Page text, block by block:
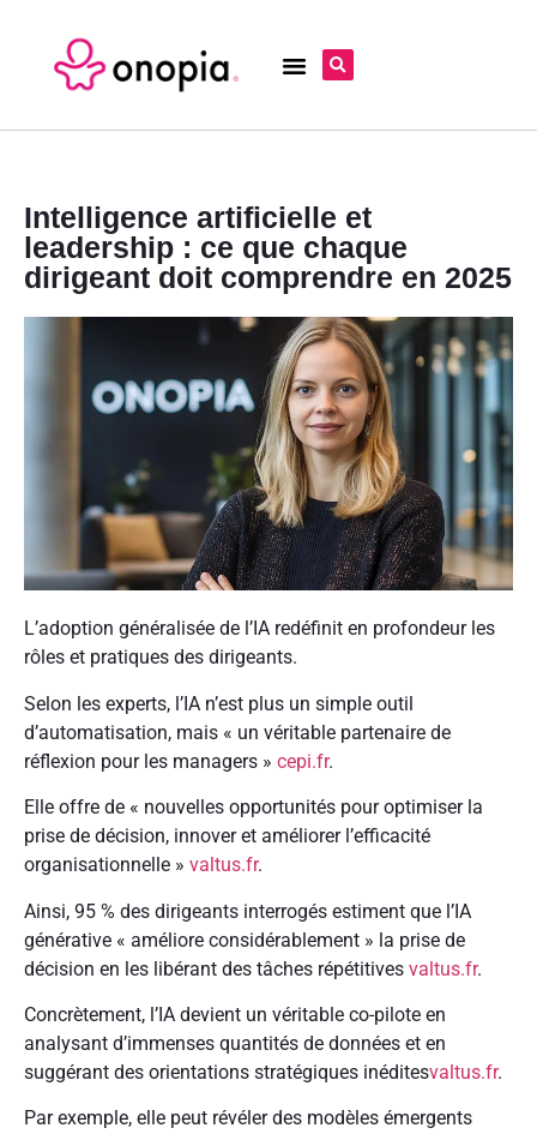
Intelligence artificielle et
leadership : ce que chaque
dirigeant doit comprendre en 2025
L’adoption généralisée de l’IA redéfinit en profondeur les
rôles et pratiques des dirigeants.
Selon les experts, l’IA n’est plus un simple outil
d’automatisation, mais « un véritable partenaire de
réflexion pour les managers » cepi.fr.
Elle offre de « nouvelles opportunités pour optimiser la
prise de décision, innover et améliorer l’efficacité
organisationnelle » valtus.fr.
Ainsi, 95 % des dirigeants interrogés estiment que l’IA
générative « améliore considérablement » la prise de
décision en les libérant des tâches répétitives valtus.fr.
Concrètement, l’IA devient un véritable co-pilote en
analysant d’immenses quantités de données et en
suggérant des orientations stratégiques inéditesvaltus.fr.
Par exemple, elle peut révéler des modèles émergents